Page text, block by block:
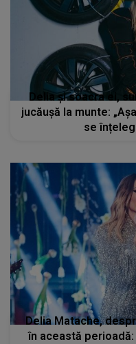
Delia și soacra ei,
jucăușă la munte:
se
Delia Matache,
în această